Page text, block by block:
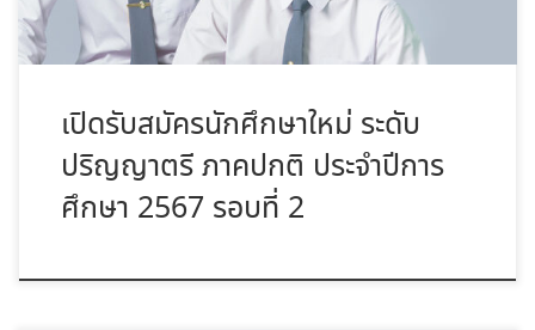
เปิดรับสมัครนักศึกษาใหม่ ระดับ
ปริญญาตรี ภาคปกติ ประจำปีการ
ศึกษา 2567 รอบที่ 2